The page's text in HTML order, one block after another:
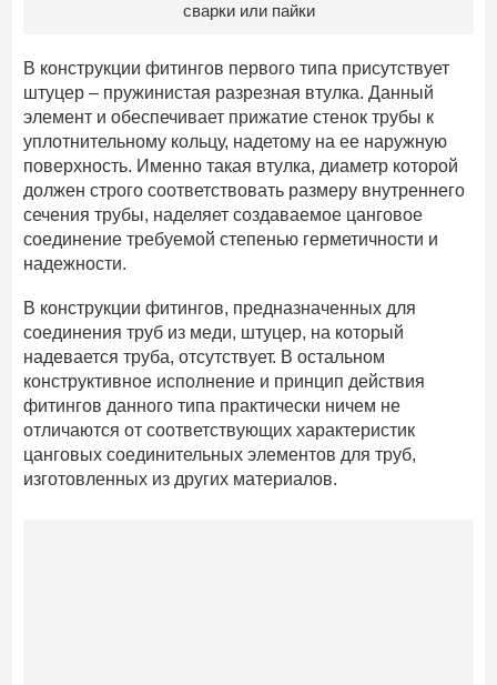
сварки или пайки
В конструкции фитингов первого типа присутствует
штуцер – пружинистая разрезная втулка. Данный
элемент и обеспечивает прижатие стенок трубы к
уплотнительному кольцу, надетому на ее наружную
поверхность. Именно такая втулка, диаметр которой
должен строго соответствовать размеру внутреннего
сечения трубы, наделяет создаваемое цанговое
соединение требуемой степенью герметичности и
надежности.
В конструкции фитингов, предназначенных для
соединения труб из меди, штуцер, на который
надевается труба, отсутствует. В остальном
конструктивное исполнение и принцип действия
фитингов данного типа практически ничем не
отличаются от соответствующих характеристик
цанговых соединительных элементов для труб,
изготовленных из других материалов.